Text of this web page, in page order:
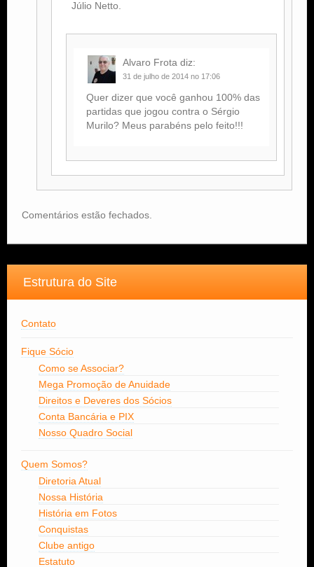
Júlio Netto.
Alvaro Frota diz:
31 de julho de 2014 no 17:06
Quer dizer que você ganhou 100% das
partidas que jogou contra o Sérgio
Murilo? Meus parabéns pelo feito!!!
Comentários estão fechados.
Estrutura do Site
Contato
Fique Sócio
Como se Associar?
Mega Promoção de Anuidade
Direitos e Deveres dos Sócios
Conta Bancária e PIX
Nosso Quadro Social
Quem Somos?
Diretoria Atual
Nossa História
História em Fotos
Conquistas
Clube antigo
Estatuto